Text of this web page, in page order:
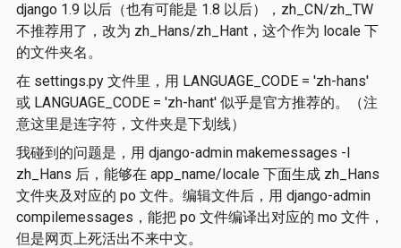
django 1.9 以后（也有可能是 1.8 以后），zh_CN/zh_TW
不推荐用了，改为 zh_Hans/zh_Hant，这个作为 locale 下
的文件夹名。
在 settings.py 文件里，用 LANGUAGE_CODE = 'zh-hans'
或 LANGUAGE_CODE = 'zh-hant' 似乎是官方推荐的。（注
意这里是连字符，文件夹是下划线）
我碰到的问题是，用 django-admin makemessages -l
zh_Hans 后，能够在 app_name/locale 下面生成 zh_Hans
文件夹及对应的 po 文件。编辑文件后，用 django-admin
compilemessages，能把 po 文件编译出对应的 mo 文件，
但是网页上死活出不来中文。